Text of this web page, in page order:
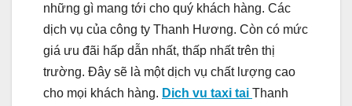
những gì mang tới cho quý khách hàng. Các
dịch vụ của công ty Thanh Hương. Còn có mức
giá ưu đãi hấp dẫn nhất, thấp nhất trên thị
trường. Đây sẽ là một dịch vụ chất lượng cao
cho mọi khách hàng. Dich vu taxi tai Thanh